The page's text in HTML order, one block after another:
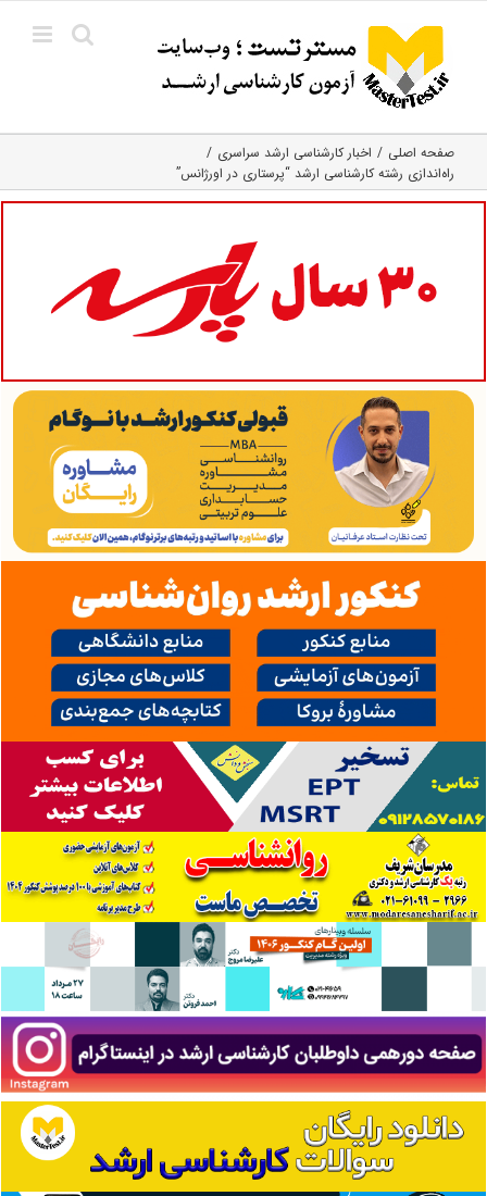
content
صفحه اصلی
اخبار کارشناسی ارشد سراسری
راه‌اندازی رشته کارشناسی ارشد “پرستاری در اورژانس”